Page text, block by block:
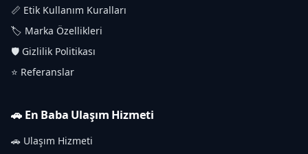
📏 Etik Kullanım Kuralları
🏷️ Marka Özellikleri
🛡️ Gizlilik Politikası
⭐ Referanslar
🚗 En Baba Ulaşım Hizmeti
🚗 Ulaşım Hizmeti